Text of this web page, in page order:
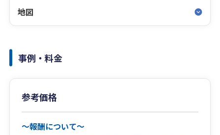
地図
事例・料金
参考価格
～報酬について～